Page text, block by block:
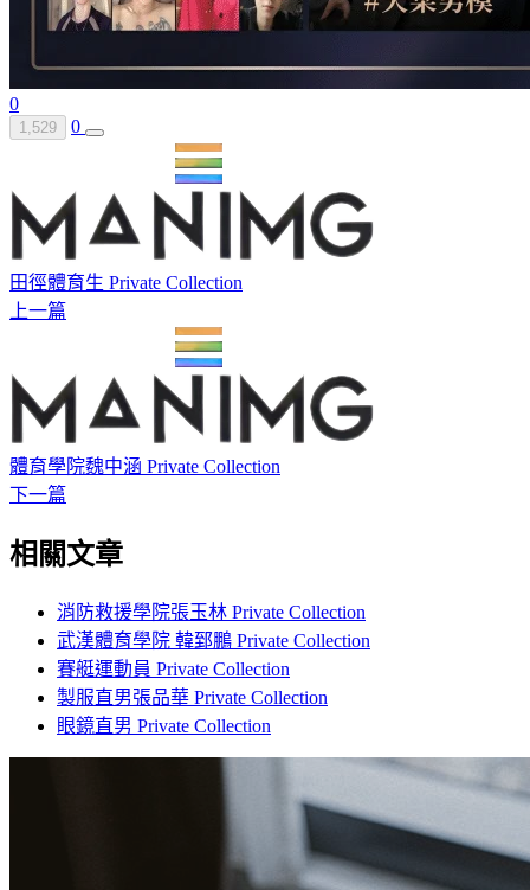
0
1,529 0
田徑體育生 Private Collection
上一篇
體育學院魏中涵 Private Collection
下一篇
相關文章
消防救援學院張玉林 Private Collection
武漢體育學院 韓郅鵬 Private Collection
賽艇運動員 Private Collection
製服直男張品華 Private Collection
眼鏡直男 Private Collection